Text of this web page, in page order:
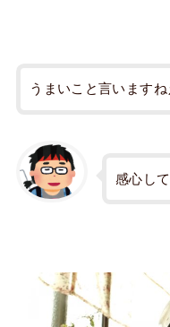
うまいこと言いますね
感心し